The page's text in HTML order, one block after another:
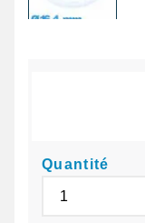
Quantité